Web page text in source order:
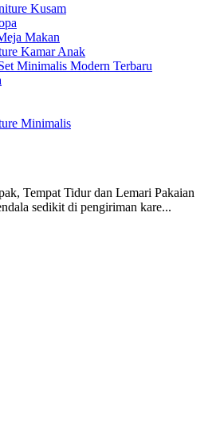
Kusam
Makan
Kamar Anak
Minimalis Modern Terbaru
Minimalis
Tempat Tidur dan Lemari Pakaian
sedikit di pengiriman kare...
saya terima dan p...